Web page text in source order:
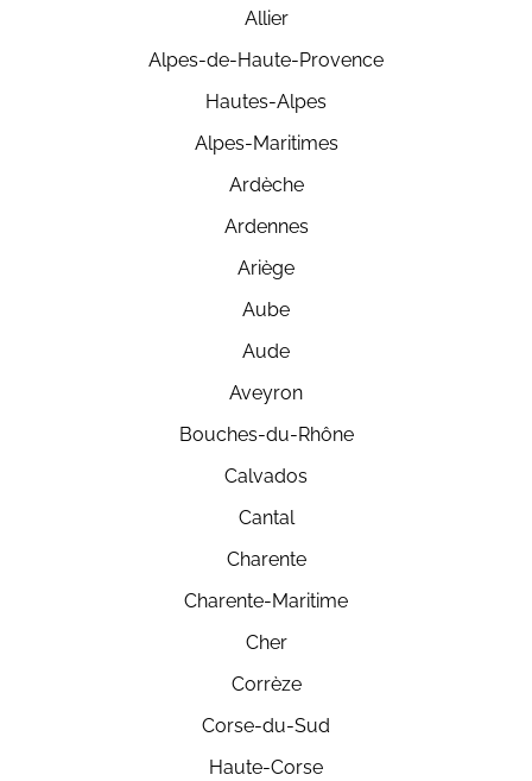
Allier
Alpes-de-Haute-Provence
Hautes-Alpes
Alpes-Maritimes
Ardèche
Ardennes
Ariège
Aube
Aude
Aveyron
Bouches-du-Rhône
Calvados
Cantal
Charente
Charente-Maritime
Cher
Corrèze
Corse-du-Sud
Haute-Corse